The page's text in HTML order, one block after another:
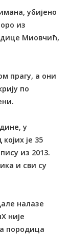
убијено
из
Миовчић,
прагу, а они
по
у
је 35
из 2013.
и сви су
налазе
није
породица